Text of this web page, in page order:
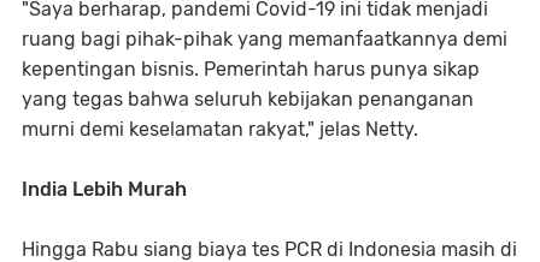
"Saya berharap, pandemi Covid-19 ini tidak menjadi
ruang bagi pihak-pihak yang memanfaatkannya demi
kepentingan bisnis. Pemerintah harus punya sikap
yang tegas bahwa seluruh kebijakan penanganan
murni demi keselamatan rakyat," jelas Netty.
India Lebih Murah
Hingga Rabu siang biaya tes PCR di Indonesia masih di